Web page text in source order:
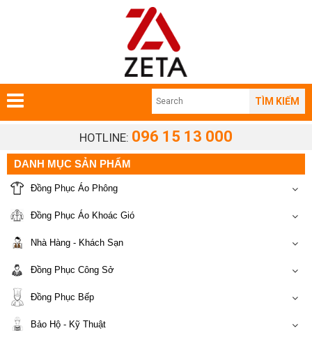
TÌM KIẾM
HOTLINE: 096 15 13 000
DANH MỤC SẢN PHẨM
Đồng Phục Áo Phông
Đồng Phục Áo Khoác Gió
Nhà Hàng - Khách Sạn
Đồng Phục Công Sở
Đồng Phục Bếp
Bảo Hộ - Kỹ Thuật